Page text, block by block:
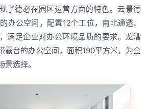
了德必在园区运营方面的特色。云景德
办公空间，配置12个工位，南北通透、
满足企业对办公环境品质的要求。龙漕
露台的办公空间，面积190平方米，为企
选择。